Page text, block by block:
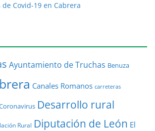
Covid-19 en Cabrera
Ayuntamiento de Truchas Benuza
Canales Romanos carreteras
Desarrollo rural
Rural Diputación de León El